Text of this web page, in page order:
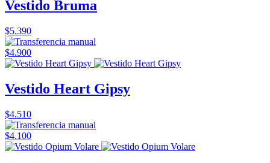
Vestido Bruma
$5.390
$4.900
Vestido Heart Gipsy
$4.510
$4.100